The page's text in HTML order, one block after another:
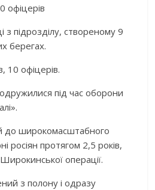
офіцерів
з підрозділу, створеному 9
берегах.
10 офіцерів.
під час оборони
до широкомасштабного
росіян протягом 2,5 років,
операції.
з полону і одразу